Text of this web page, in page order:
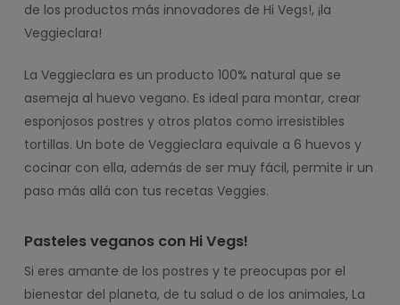
de los productos más innovadores de Hi Vegs!, ¡la
Veggieclara!
La Veggieclara es un producto 100% natural que se
asemeja al huevo vegano. Es ideal para montar, crear
esponjosos postres y otros platos como irresistibles
tortillas. Un bote de Veggieclara equivale a 6 huevos y
cocinar con ella, además de ser muy fácil, permite ir un
paso más allá con tus recetas Veggies.
Pasteles veganos con Hi Vegs!
Si eres amante de los postres y te preocupas por el
bienestar del planeta, de tu salud o de los animales, La